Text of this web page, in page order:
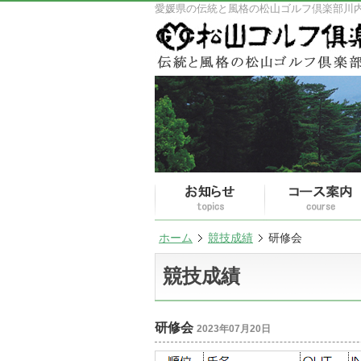
愛媛県の伝統と風格の松山ゴルフ倶楽部川
ホーム 競技成績 研修会
競技成績
研修会 2023年07月20日